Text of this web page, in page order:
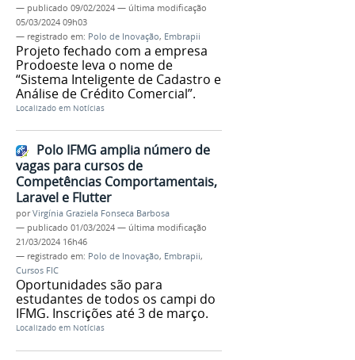
— publicado 09/02/2024 — última modificação
05/03/2024 09h03
— registrado em: Polo de Inovação, Embrapii
Projeto fechado com a empresa
Prodoeste leva o nome de
“Sistema Inteligente de Cadastro e
Análise de Crédito Comercial”.
Localizado em Notícias
Polo IFMG amplia número de
vagas para cursos de
Competências Comportamentais,
Laravel e Flutter
porVirgínia Graziela Fonseca Barbosa
— publicado 01/03/2024 — última modificação
21/03/2024 16h46
— registrado em: Polo de Inovação, Embrapii,
Cursos FIC
Oportunidades são para
estudantes de todos os campi do
IFMG. Inscrições até 3 de março.
Localizado em Notícias